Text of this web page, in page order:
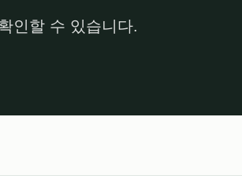
인할 수 있습니다.